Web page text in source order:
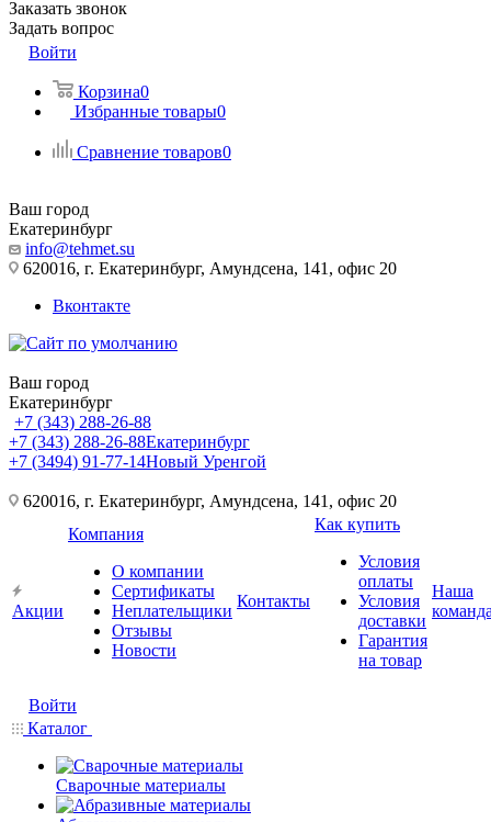
Заказать звонок
Задать вопрос
Войти
Корзина0
Избранные товары0
Сравнение товаров0
Ваш город
Екатеринбург
info@tehmet.su
620016, г. Екатеринбург, Амундсена, 141, офис 20
Вконтакте
Ваш город
Екатеринбург
+7 (343) 288-26-88
+7 (343) 288-26-88Екатеринбург
+7 (3494) 91-77-14Новый Уренгой
620016, г. Екатеринбург, Амундсена, 141, офис 20
Акции
Компания
О компании
Сертификаты
Неплательщики
Отзывы
Новости
Контакты
Как купить
Условия
оплаты
Условия
доставки
Гарантия
на товар
Наша
Войти
Каталог
Сварочные материалы